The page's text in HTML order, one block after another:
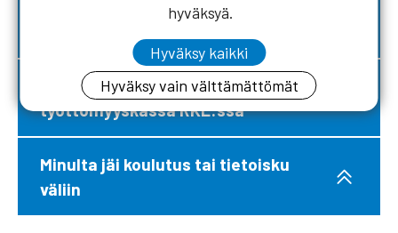
Tukea lakiasioissa kiinteistö- ja
Työsuhdeneuvonta ja
työttömyyskassa RKL:ssä
Minulta jäi koulutus tai tietoisku
väliin
hyväksyä.
Hyväksy kaikki
Hyväksy vain välttämättömät